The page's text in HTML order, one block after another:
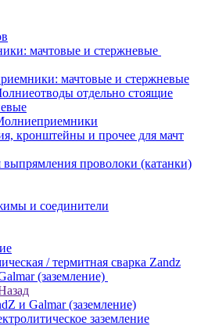
мачтовые и стержневые
мачтовые и стержневые
отдельно стоящие
кронштейны и прочее для мачт
выпрямления проволоки (катанки)
и соединители
/ термитная сварка Zandz
(заземление)
и Galmar (заземление)
заземление